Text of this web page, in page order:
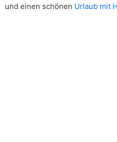
und einen schönen Urlaub mit